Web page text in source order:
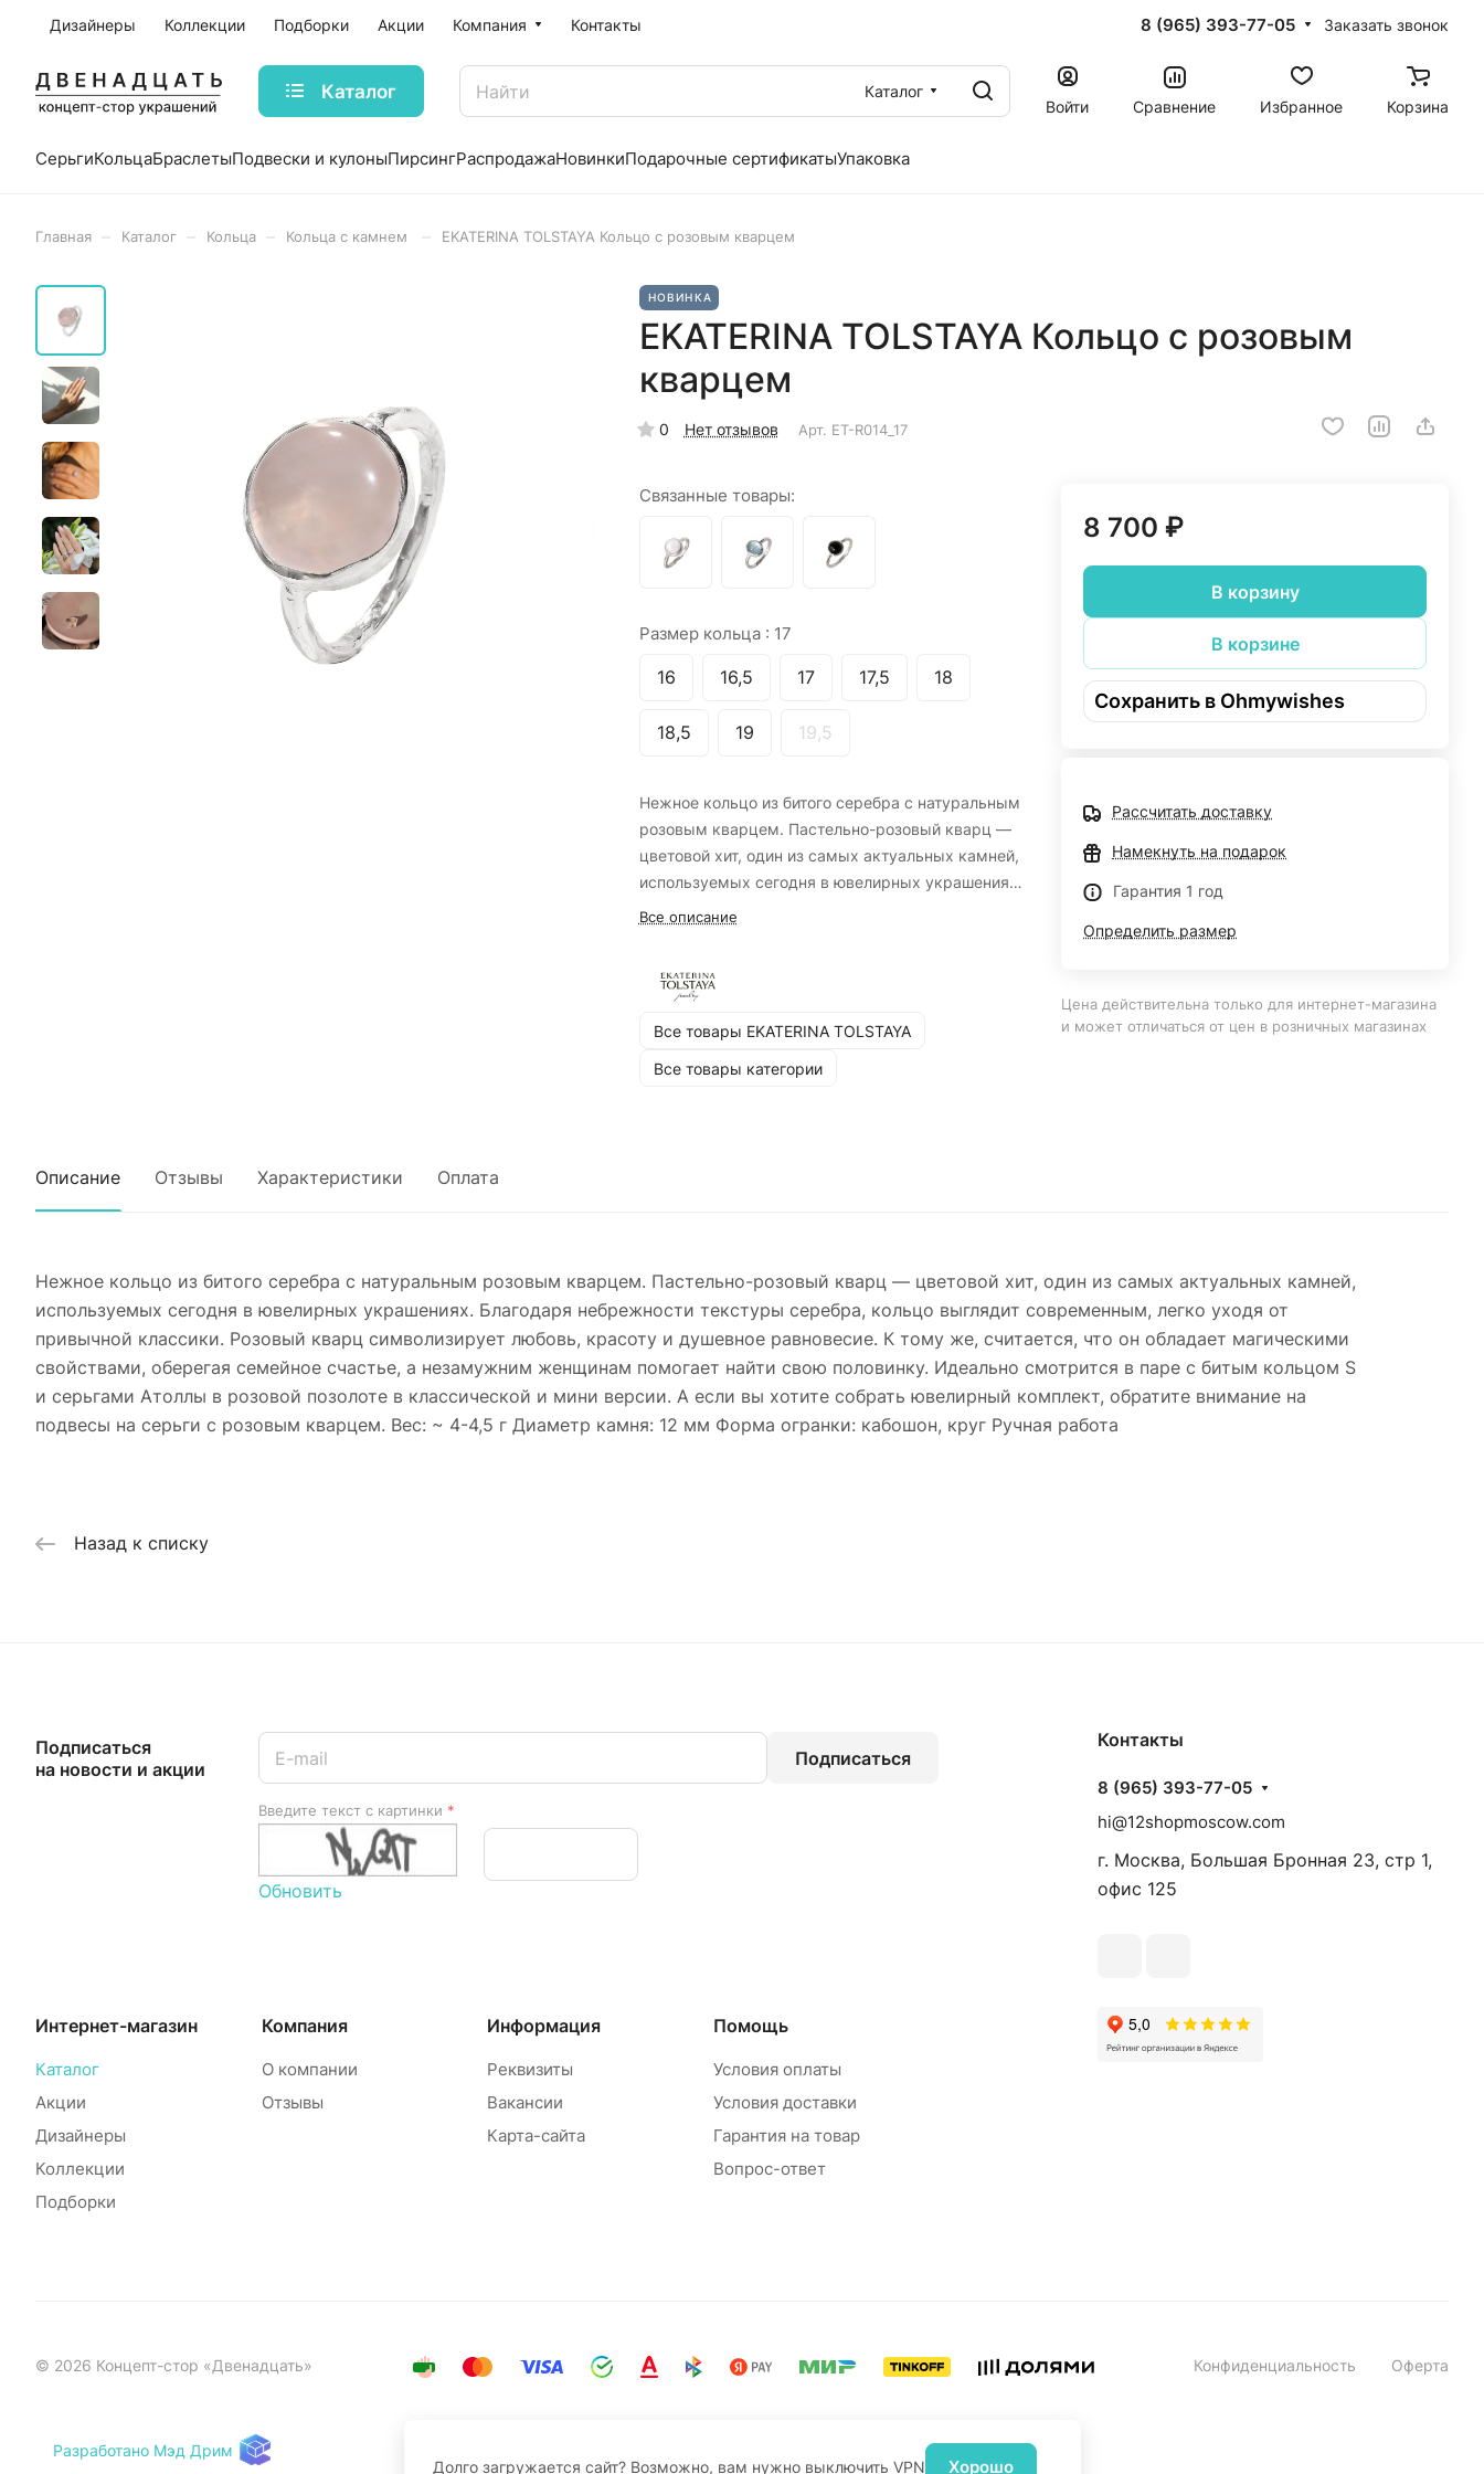
Дизайнеры Коллекции Подборки Акции Компания Контакты 8 (965) 393-77-05 Заказать звонок
Каталог
Каталог
Войти
Сравнение Избранное Корзина
СерьгиКольцаБраслетыПодвески и кулоныПирсингРаспродажаНовинкиПодарочные сертификатыУпаковка
Главная Каталог Кольца Кольца с камнем EKATERINA TOLSTAYA Кольцо с розовым кварцем
НОВИНКА
EKATERINA TOLSTAYA Кольцо с розовым
кварцем
0 Нет отзывов Арт. ET-R014_17
Связанные товары:
Размер кольца : 17
16 16,5 17 17,5 18
18,5 19 19,5
Нежное кольцо из битого серебра с натуральным
розовым кварцем. Пастельно-розовый кварц —
цветовой хит, один из самых актуальных камней,
используемых сегодня в ювелирных украшениях.
Благодаря небрежности текстуры серебра,
символизирует любовь, красоту и душевное
обладает магическими свойствами, оберегая
семейное счастье, а незамужним женщинам
кабошон, круг Ручная работа
Все описание
Все товары EKATERINA TOLSTAYA
Все товары категории
8 700 ₽
В корзину
В корзине
Сохранить в Ohmywishes
Рассчитать доставку
Намекнуть на подарок
Гарантия 1 год
Определить размер
Цена действительна только для интернет-магазина
и может отличаться от цен в розничных магазинах
Описание Отзывы Характеристики Оплата
Нежное кольцо из битого серебра с натуральным розовым кварцем. Пастельно-розовый кварц — цветовой хит, один из самых актуальных камней,
используемых сегодня в ювелирных украшениях. Благодаря небрежности текстуры серебра, кольцо выглядит современным, легко уходя от
привычной классики. Розовый кварц символизирует любовь, красоту и душевное равновесие. К тому же, считается, что он обладает магическими
свойствами, оберегая семейное счастье, а незамужним женщинам помогает найти свою половинку. Идеально смотрится в паре с битым кольцом S
и серьгами Атоллы в розовой позолоте в классической и мини версии. А если вы хотите собрать ювелирный комплект, обратите внимание на
подвесы на серьги с розовым кварцем. Вес: ~ 4-4,5 г Диаметр камня: 12 мм Форма огранки: кабошон, круг Ручная работа
Назад к списку
Подписаться
на новости и акции
Подписаться
Введите текст с картинки *
Обновить
Интернет-магазин
Каталог
Акции
Дизайнеры
Коллекции
Подборки
Компания
О компании
Отзывы
Информация
Реквизиты
Вакансии
Карта-сайта
Помощь
Условия оплаты
Условия доставки
Гарантия на товар
Вопрос-ответ
Контакты
8 (965) 393-77-05
hi@12shopmoscow.com
г. Москва, Большая Бронная 23, стр 1,
офис 125
© 2026 Концепт-стор «Двенадцать» Конфиденциальность Оферта
Разработано Мэд Дрим
Долго загружается сайт? Возможно, вам нужно выключить VPN
Хорошо